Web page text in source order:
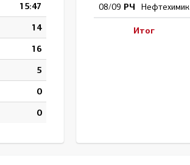
15:47
14
16
5
0
0
08/09 РЧ Нефтехимик
Итог